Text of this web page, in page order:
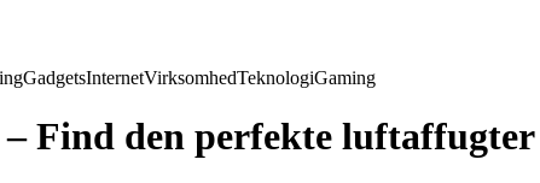
GadgetsInternetVirksomhedTeknologiGaming
Find den perfekte luftaffugter